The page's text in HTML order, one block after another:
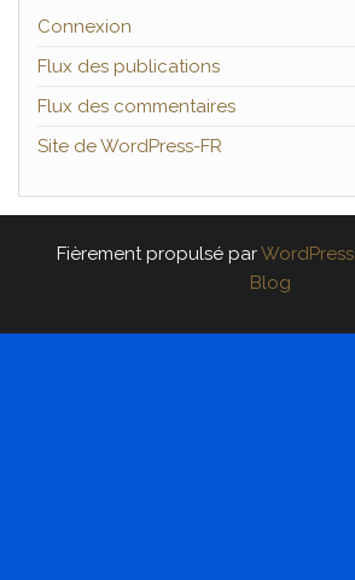
Connexion
Flux des publications
Flux des commentaires
Site de WordPress-FR
Fièrement propulsé parWordPress
Blog